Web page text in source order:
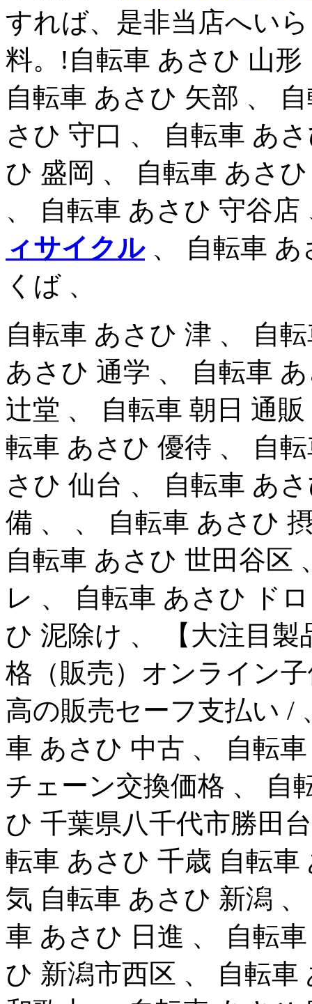
すれば、是非当店へい
料。!自転車 あさひ 山
自転車 あさひ 矢部 、
さひ 守口 、 自転車 あ
ひ 盛岡 、 自転車 あさ
、 自転車 あさひ 守谷
ィサイクル、 自転車 あ
くば 、
自転車 あさひ 津 、 自
あさひ 通学 、 自転車
辻堂 、 自転車 朝日 通
転車 あさひ 優待 、 自
さひ 仙台 、 自転車 あ
備 、 、 自転車 あさひ
自転車 あさひ 世田谷区
レ 、 自転車 あさひ ド
ひ 泥除け 、 【大注目
格（販売）オンライン
高の販売セーフ支払い /
車 あさひ 中古 、 自転
チェーン交換価格 、 自
ひ 千葉県八千代市勝田
転車 あさひ 千歳 自転
気 自転車 あさひ 新潟
車 あさひ 日進 、 自転
ひ 新潟市西区 、 自転